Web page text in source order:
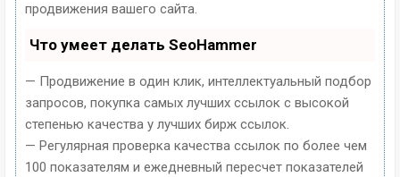
продвижения вашего сайта.
Что умеет делать SeoHammer
— Продвижение в один клик, интеллектуальный подбор
запросов, покупка самых лучших ссылок с высокой
степенью качества у лучших бирж ссылок.
— Регулярная проверка качества ссылок по более чем
100 показателям и ежедневный пересчет показателей